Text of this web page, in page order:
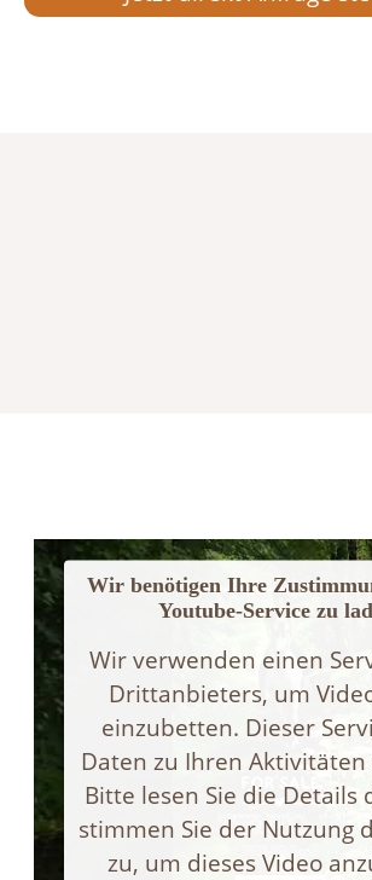
Wir benötigen Ihre
Youtube-Service zu
Wir verwenden einen
Drittanbieters, um
einzubetten. Dieser
Daten zu Ihren
Bitte lesen Sie die Details
stimmen Sie der Nutzung
zu, um dieses Video